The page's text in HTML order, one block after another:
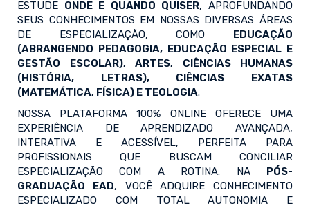
ESTUDE ONDE E QUANDO QUISER, APROFUNDANDO
SEUS CONHECIMENTOS EM NOSSAS DIVERSAS ÁREAS
DE ESPECIALIZAÇÃO, COMO EDUCAÇÃO
(ABRANGENDO PEDAGOGIA, EDUCAÇÃO ESPECIAL E
GESTÃO ESCOLAR), ARTES, CIÊNCIAS HUMANAS
(HISTÓRIA, LETRAS), CIÊNCIAS EXATAS
(MATEMÁTICA, FÍSICA) E TEOLOGIA.
NOSSA PLATAFORMA 100% ONLINE OFERECE UMA
EXPERIÊNCIA DE APRENDIZADO AVANÇADA,
INTERATIVA E ACESSÍVEL, PERFEITA PARA
PROFISSIONAIS QUE BUSCAM CONCILIAR
ESPECIALIZAÇÃO COM A ROTINA. NA PÓS-
GRADUAÇÃO EAD, VOCÊ ADQUIRE CONHECIMENTO
ESPECIALIZADO COM TOTAL AUTONOMIA E